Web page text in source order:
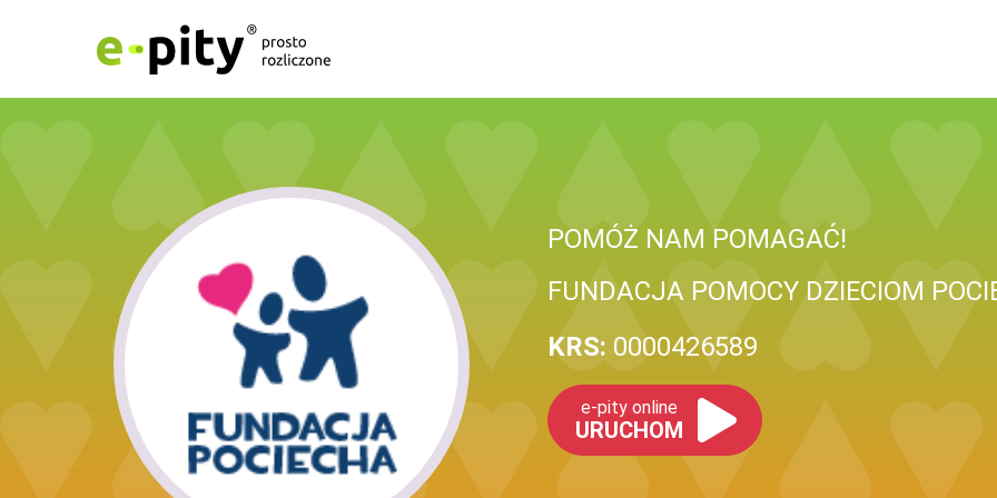
POMÓŻ NAM POMAGAĆ!
FUNDACJA POMOCY DZIECIOM
KRS: 0000426589
e-pity online
URUCHOM